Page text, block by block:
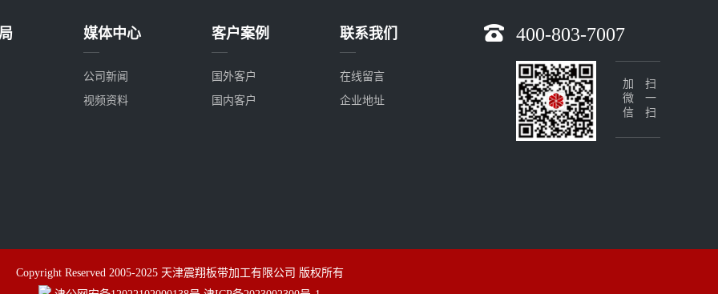
媒体中心
公司新闻
视频资料
客户案例
国外客户
国内客户
联系我们
在线留言
企业地址
400-803-7007
扫一扫
加微信
Copyright Reserved 2005-2025 天津震翔板带加工有限公司 版权所有